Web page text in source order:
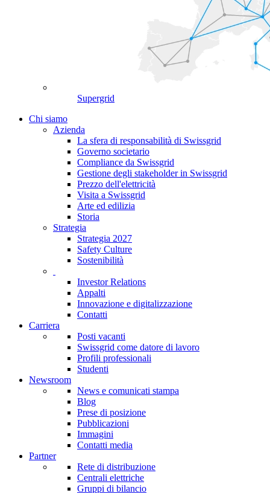
Supergrid
Chi siamo
Azienda
La sfera di responsabilità di Swissgrid
Governo societario
Compliance da Swissgrid
Gestione degli stakeholder in Swissgrid
Prezzo dell'elettricità
Visita a Swissgrid
Arte ed edilizia
Storia
Strategia
Strategia 2027
Safety Culture
Sostenibilità
Investor Relations
Appalti
Innovazione e digitalizzazione
Contatti
Carriera
Posti vacanti
Swissgrid come datore di lavoro
Profili professionali
Studenti
Newsroom
News e comunicati stampa
Blog
Prese di posizione
Pubblicazioni
Immagini
Contatti media
Partner
Rete di distribuzione
Centrali elettriche
Gruppi di bilancio